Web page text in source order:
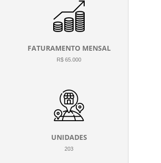
FATURAMENTO MENSAL
R$ 65.000
UNIDADES
203